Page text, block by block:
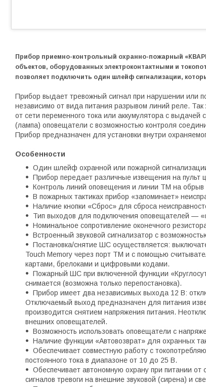
Прибор приемно-контрольный охранно-пожарный
объектов, оборудованных электроконтактными и
позволяет подключить один шлейф сигнализации,
Прибор выдает тревожный сигнал при нарушении или
независимо от вида питания разрывом линий реле.
от сети переменного тока или аккумулятора с выдачей
(лампа) оповещатели с возможностью контроля
Прибор предназначен для установки внутри
Особенности
Один шлейф охранной или пожарной
Прибор передает различные извещения на пульт
Контроль линий оповещения и линии ТМ на обрыв
В пожарных тактиках прибор «запоминает»
Наличие кнопки «Сброс» для сброса
Тип выходов для подключения оповещателей —
Номинальное сопротивление оконечного
Встроенный звуковой сигнализатор с
Постановка/снятие ШС осуществляется:
Touch Memory через порт ТМ и с помощью
картами, брелоками и цифровыми кодами.
Пожарный ШС при включенной функции
снимается (возможна только перепостановка).
Прибор имеет два независимых выхода 12 В:
Отключаемый выход предназначен для питания
производится снятием напряжения питания.
внешних оповещателей.
Возможность использовать оповещатели с
Наличие функции «Автовозврат» для охранных
Обеспечивает совместную работу с
постоянного тока в диапазоне от 10 до 25 В.
Обеспечивает автономную охрану при питании от
сигналов тревоги на внешние звуковой (сирена) и